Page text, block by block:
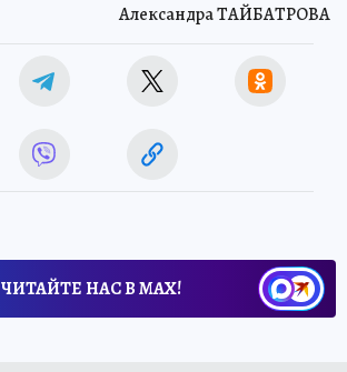
Александра ТАЙБАТРОВА
ЧИТАЙТЕ НАС В МАХ!